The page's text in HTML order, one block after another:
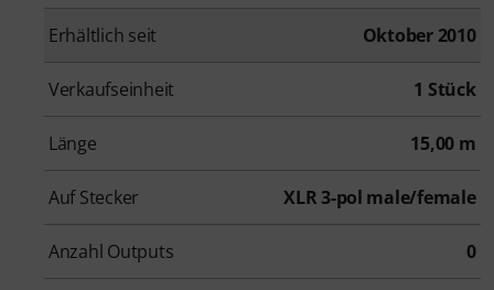
Erhältlich seit Oktober 2010
Verkaufseinheit 1 Stück
Länge 15,00 m
Auf Stecker XLR 3-pol male/female
Anzahl Outputs 0